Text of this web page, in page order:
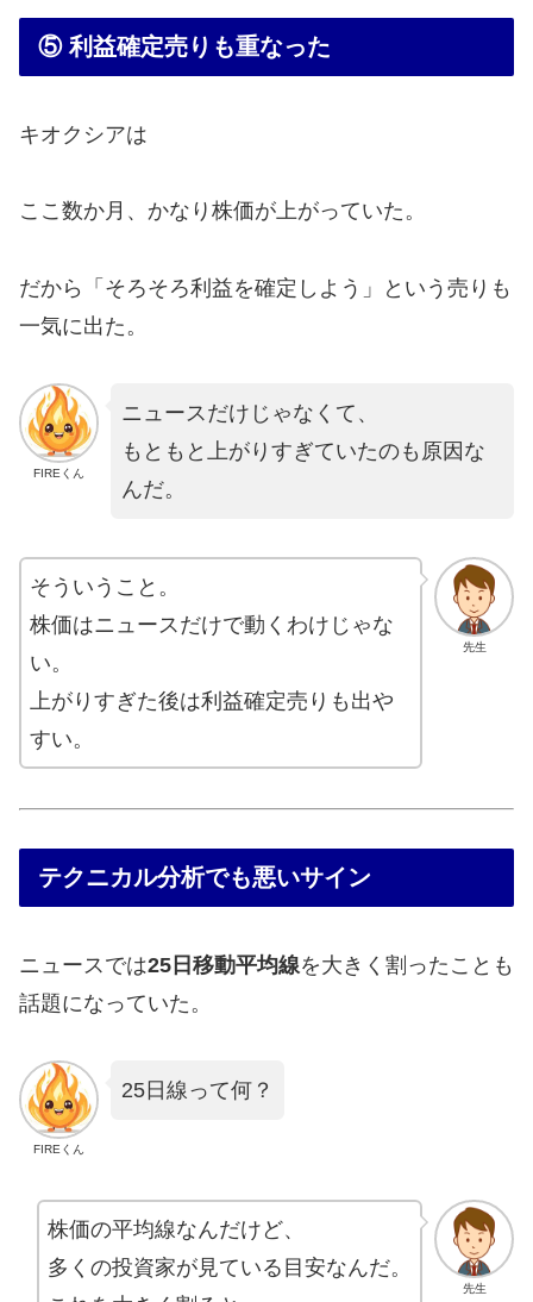
⑤ 利益確定売りも重なった
キオクシアは
ここ数か月、かなり株価が上がっていた。
だから「そろそろ利益を確定しよう」という売りも
一気に出た。
FIREくん
ニュースだけじゃなくて、
もともと上がりすぎていたのも原因な
んだ。
先生
そういうこと。
株価はニュースだけで動くわけじゃな
い。
上がりすぎた後は利益確定売りも出や
すい。
テクニカル分析でも悪いサイン
ニュースでは25日移動平均線を大きく割ったことも
話題になっていた。
FIREくん
25日線って何？
先生
株価の平均線なんだけど、
多くの投資家が見ている目安なんだ。